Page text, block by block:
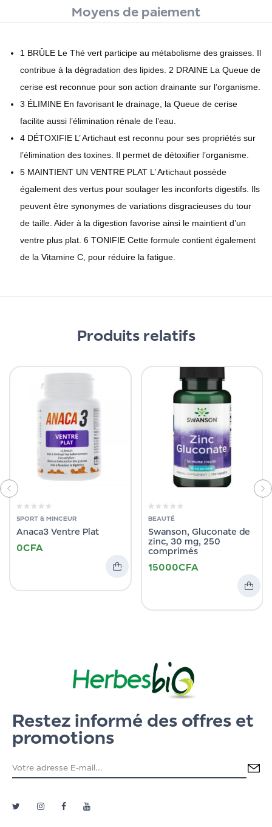
Moyens de paiement
1 BRÛLE Le Thé vert participe au métabolisme des graisses. Il
contribue à la dégradation des lipides. 2 DRAINE La Queue de
cerise est reconnue pour son action drainante sur l’organisme.
3 ÉLIMINE En favorisant le drainage, la Queue de cerise
facilite aussi l’élimination rénale de l’eau.
4 DÉTOXIFIE L’ Artichaut est reconnu pour ses propriétés sur
l’élimination des toxines. Il permet de détoxifier l’organisme.
5 MAINTIENT UN VENTRE PLAT L’ Artichaut possède
également des vertus pour soulager les inconforts digestifs. Ils
peuvent être synonymes de variations disgracieuses du tour
de taille. Aider à la digestion favorise ainsi le maintient d’un
ventre plus plat. 6 TONIFIE Cette formule contient également
de la Vitamine C, pour réduire la fatigue.
Produits relatifs
SPORT & MINCEUR
Anaca3 Ventre Plat
0CFA
BEAUTÉ
Swanson, Gluconate de
zinc, 30 mg, 250
comprimés
15000CFA
Restez informé des offres et
promotions